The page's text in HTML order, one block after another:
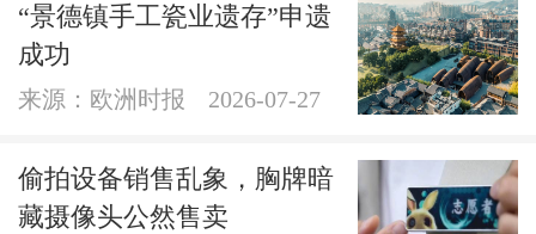
“景德镇手工瓷业遗存”申遗
成功
来源：欧洲时报 2026-07-27
偷拍设备销售乱象，胸牌暗
藏摄像头公然售卖